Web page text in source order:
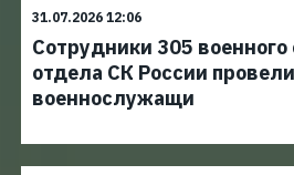
31.07.2026 12:06
Сотрудники 305
отдела СК России
военнослужащи